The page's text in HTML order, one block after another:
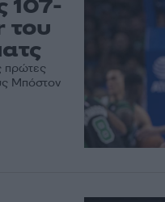
107-
του
πρώτες
Μπόστον